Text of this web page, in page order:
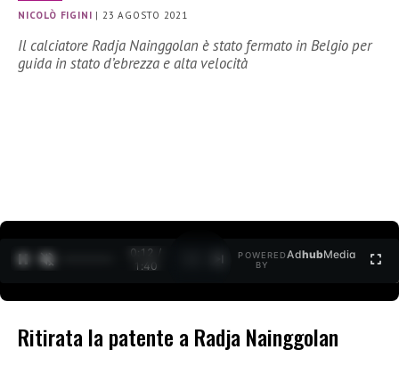
NICOLÒ FIGINI | 23 AGOSTO 2021
Il calciatore Radja Nainggolan è stato fermato in Belgio per
guida in stato d’ebrezza e alta velocità
0:12 /
1:40
POWERED
BY
AdhubMedia
Ritirata la patente a Radja Nainggolan